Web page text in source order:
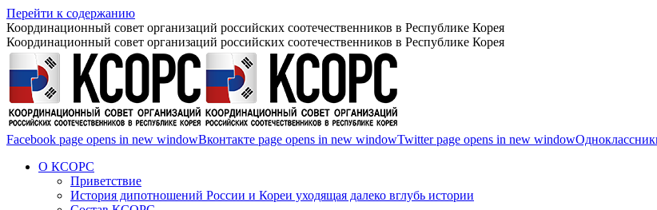
Перейти к содержанию
Координационный совет организаций российских соотечественников в Республике Корея
Координационный совет организаций российских соотечественников в Республике Корея
Facebook page opens in new windowВконтакте page opens in new windowTwitter page opens in new window
О КСОРС
Приветствие
История дипотношений России и Кореи уходящая далеко вглубь истории